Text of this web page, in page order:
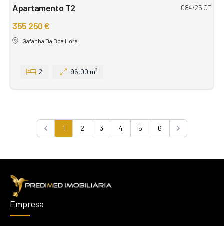
Apartamento T2 084/25 GF
355 250 €
Gafanha Da Boa Hora
2 96,00 m²
Previous
1 2 3 4 5 6
Next
Empresa